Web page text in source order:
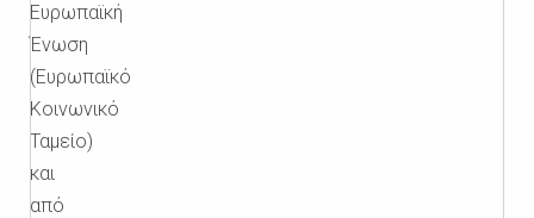
Ευρωπαϊκή
Ένωση
(Ευρωπαϊκό
Κοινωνικό
Ταμείο)
και
από